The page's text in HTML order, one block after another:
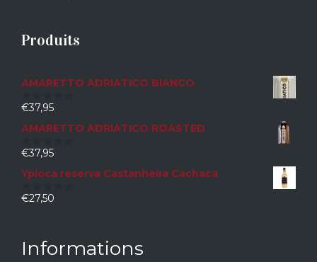
Produits
AMARETTO ADRIATICO BIANCO
0
5
€37,95
AMARETTO ADRIATICO ROASTED
0
5
€37,95
Ypioca reserva Castanheira Cachaca
0
€27,50
Informations